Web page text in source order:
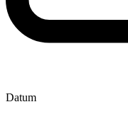
Datum